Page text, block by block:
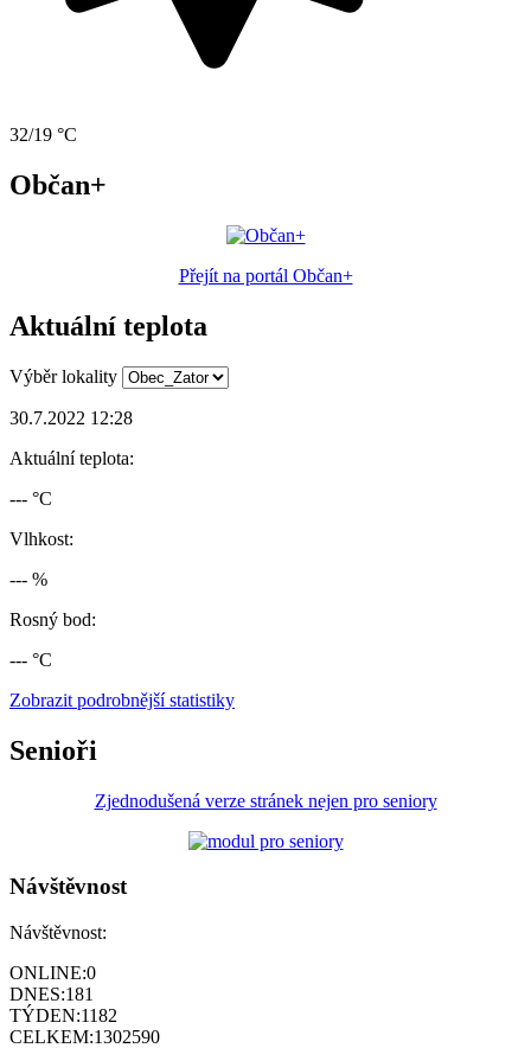
32/19 °C
Občan+
Přejít na portál Občan+
Aktuální teplota
Výběr lokality
30.7.2022 12:28
Aktuální teplota:
--- °C
Vlhkost:
--- %
Rosný bod:
--- °C
Zobrazit podrobnější statistiky
Senioři
Zjednodušená verze stránek nejen pro seniory
Návštěvnost
Návštěvnost:
ONLINE:0
DNES:181
TÝDEN:1182
CELKEM:1302590